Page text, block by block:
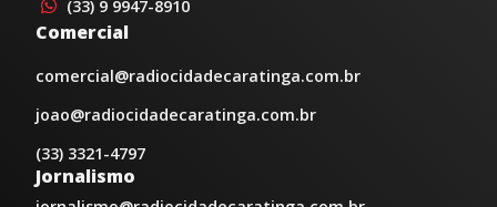
(33) 9 9947-8910
Comercial
comercial@radiocidadecaratinga.com.br
joao@radiocidadecaratinga.com.br
(33) 3321-4797
Jornalismo